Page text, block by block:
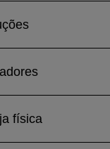
física